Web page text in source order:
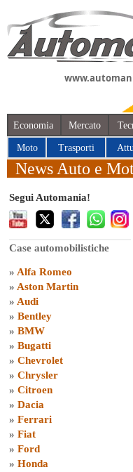
Economia Mercato
Moto Trasporti
News Auto e
Segui Automania!
Case automobilistiche
» Alfa Romeo
» Aston Martin
» Audi
» Bentley
» BMW
» Bugatti
» Chevrolet
» Chrysler
» Citroen
» Dacia
» Ferrari
» Fiat
» Ford
» Honda